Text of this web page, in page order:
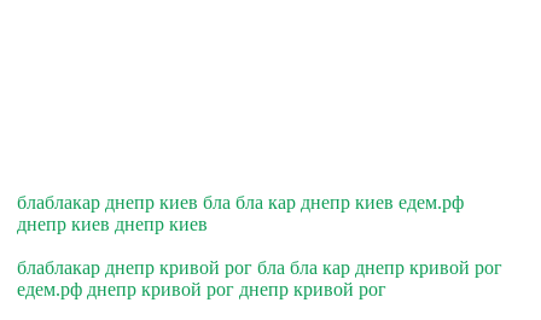
блаблакар днепр киев бла бла кар днепр киев едем.рф
днепр киев днепр киев
блаблакар днепр кривой рог бла бла кар днепр кривой рог
едем.рф днепр кривой рог днепр кривой рог